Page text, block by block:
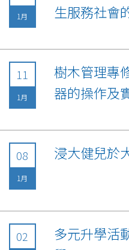
1月
生服務社會
11
1月
樹木管理專
器的操作及
08
1月
浸大健兒於
02
多元升學活